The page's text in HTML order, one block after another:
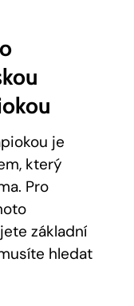
je
který
Pro
základní
hledat